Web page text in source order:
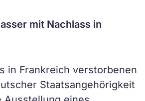
mit Nachlass in
in Frankreich verstorbenen
Staatsangehörigkeit